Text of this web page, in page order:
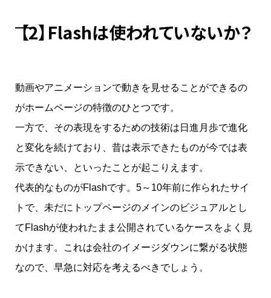
【2】Flashは使われていないか？
動画やアニメーションで動きを見せることができるの
がホームページの特徴のひとつです。
一方で、その表現をするための技術は日進月歩で進化
と変化を続けており、昔は表示できたものが今では表
示できない、といったことが起こりえます。
代表的なものがFlashです。5～10年前に作られたサイ
トで、未だにトップページのメインのビジュアルとし
てFlashが使われたまま公開されているケースをよく見
かけます。これは会社のイメージダウンに繋がる状態
なので、早急に対応を考えるべきでしょう。